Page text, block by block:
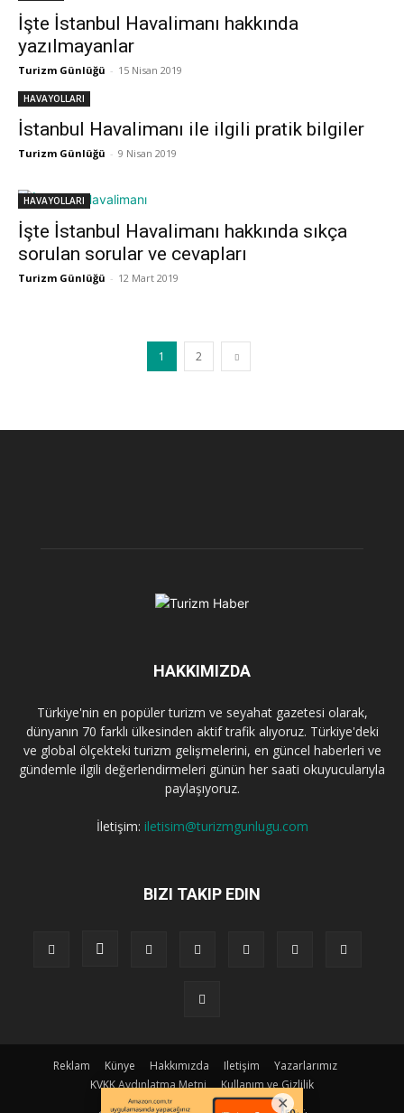
İşte İstanbul Havalimanı hakkında
yazılmayanlar
Turizm Günlüğü - 15 Nisan 2019
HAVAYOLLARI
İstanbul Havalimanı ile ilgili pratik bilgiler
Turizm Günlüğü - 9 Nisan 2019
HAVAYOLLARI
İşte İstanbul Havalimanı hakkında sıkça
sorulan sorular ve cevapları
Turizm Günlüğü - 12 Mart 2019
1 2
HAKKIMIZDA
Türkiye'nin en popüler turizm ve seyahat gazetesi olarak,
dünyanın 70 farklı ülkesinden aktif trafik alıyoruz. Türkiye'deki
ve global ölçekteki turizm gelişmelerini, en güncel haberleri ve
gündemle ilgili değerlendirmeleri günün her saati okuyucularıyla
paylaşıyoruz.
İletişim: iletisim@turizmgunlugu.com
BIZI TAKIP EDIN
Reklam Künye Hakkımızda Iletişim
Yazarlarımız
KVKK Aydınlatma Metni
Kullanım ve Gizlilik